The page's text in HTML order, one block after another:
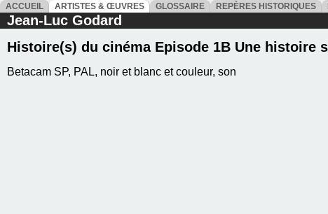
ACCUEIL ARTISTES & ŒUVRES GLOSSAIRE REPÈRES HISTORIQUES
Jean-Luc Godard